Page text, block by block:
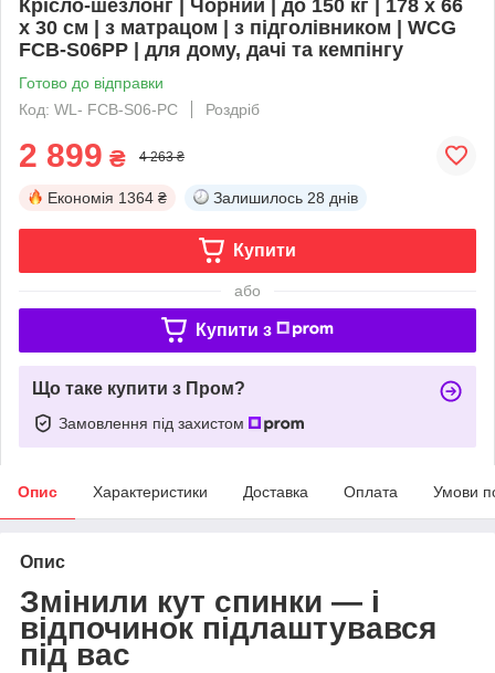
Крісло-шезлонг | Чорний | до 150 кг | 178 х 66
х 30 см | з матрацом | з підголівником | WCG
FCB-S06PP | для дому, дачі та кемпінгу
Готово до відправки
Код: WL- FCB-S06-PС
Роздріб
2 899 ₴ 4 263 ₴
Економія 1364 ₴ Залишилось 28 днів
Купити
або
Купити з
Що таке купити з Пром?
Замовлення під захистом
Опис Характеристики Доставка Оплата Умови
Опис
Змінили кут спинки — і
відпочинок підлаштувався
під вас